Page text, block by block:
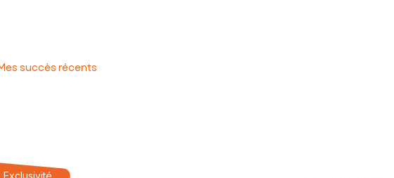
à mettre à votre service cette expertise et ce savoir-faire client afin
succès récents